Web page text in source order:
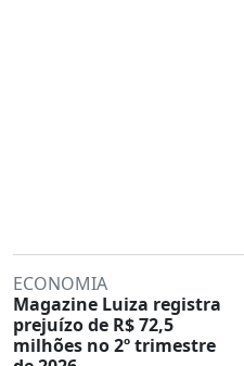
ECONOMIA
Magazine Luiza registra
prejuízo de R$ 72,5
milhões no 2º trimestre